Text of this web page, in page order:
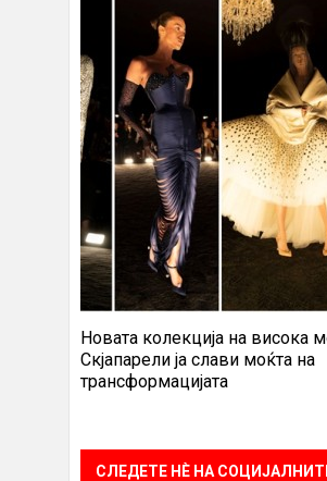
Новата колекција на висока
Скјапарели ја слави моќта на
трансформацијата
СЛЕДЕТЕ НÈ НА